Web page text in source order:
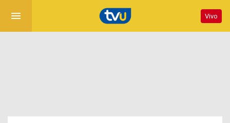
menu Vivo